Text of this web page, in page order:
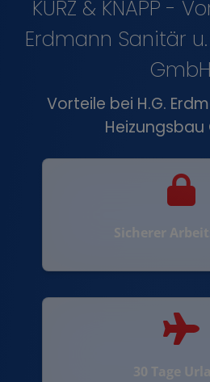
KURZ & KNAPP -
Erdmann Sanitär
GmbH
Vorteile bei H.G.
Heizungsbau
Sicherer
30 Tage